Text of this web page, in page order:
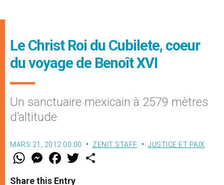
Le Christ Roi du Cubilete, coeur
du voyage de Benoît XVI
Un sanctuaire mexicain à 2579 mètres
d’altitude
MARS 21, 2012 00:00 ZENIT STAFF JUSTICE ET PAIX
W
t
M
e
s
F
a
e
w
Share this Entry